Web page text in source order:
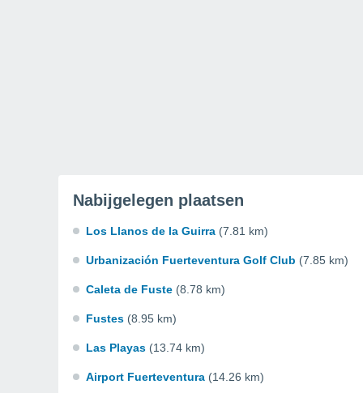
Nabijgelegen plaatsen
Los Llanos de la Guirra (7.81 km)
Urbanización Fuerteventura Golf Club (7.85 km)
Caleta de Fuste (8.78 km)
Fustes (8.95 km)
Las Playas (13.74 km)
Airport Fuerteventura (14.26 km)